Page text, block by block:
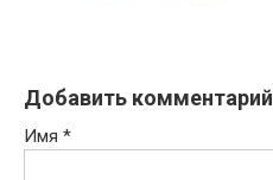
Добавить комментарий
Имя *